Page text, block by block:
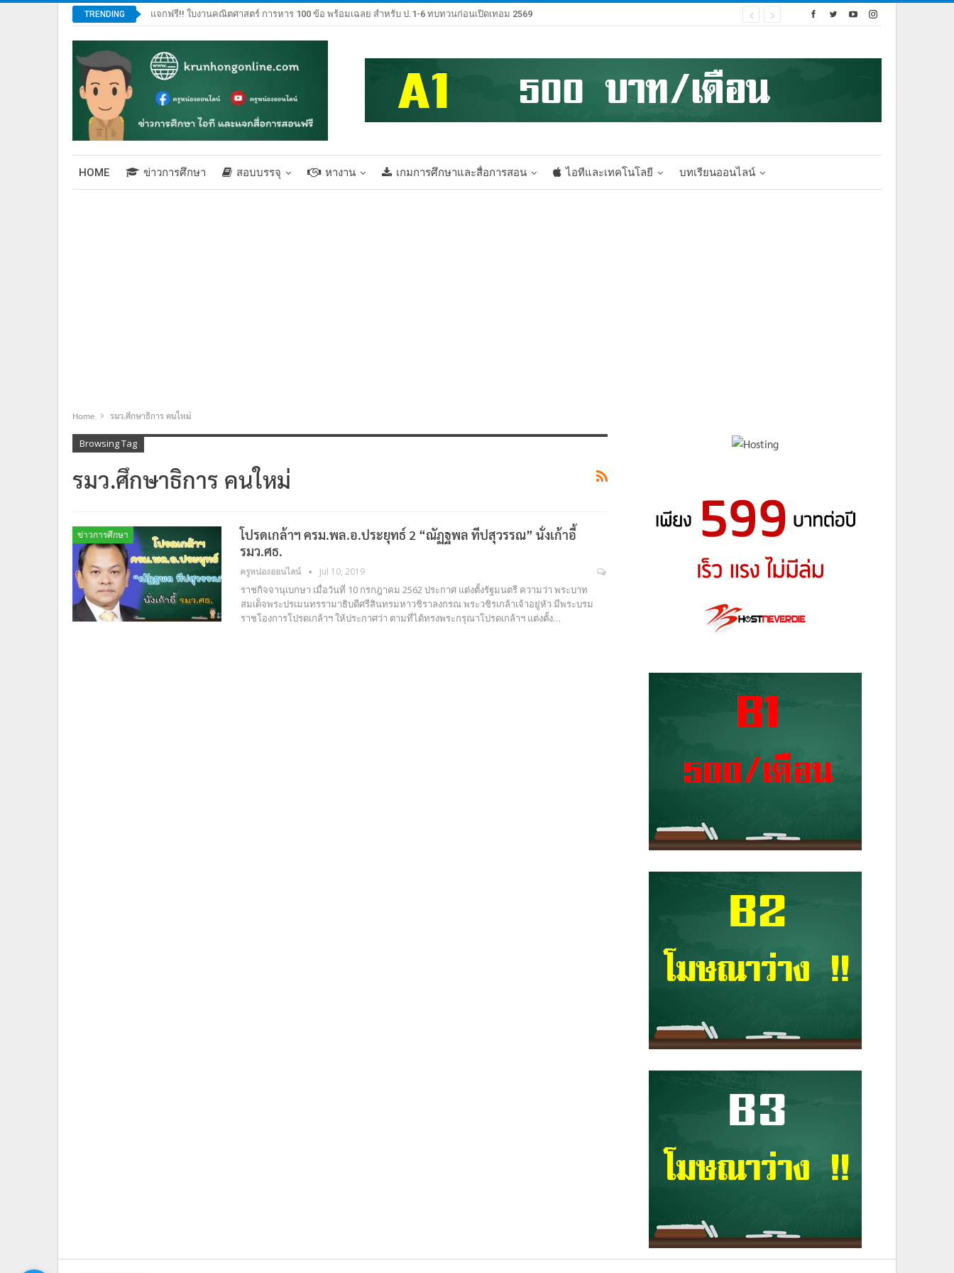
TRENDING แจกฟรี!! ใบงานคณิตศาสตร์ การหาร 100 ข้อ พร้อมเฉลย สำหรับ ป.1-6 ทบทวนก่อนเปิดเทอม 2569
HOME ข่าวการศึกษา สอบบรรจุ หางาน เกมการศึกษาและสื่อการสอน ไอทีและเทคโนโลยี บทเรียนออนไลน์
Home รมว.ศึกษาธิการ คนใหม่
Browsing Tag
รมว.ศึกษาธิการ คนใหม่
ข่าวการศึกษา
โปรดเกล้าฯ ครม.พล.อ.ประยุทธ์ 2 “ณัฏฐพล ทีปสุวรรณ” นั่งเก้าอี้
รมว.ศธ.
ครูหน่องออนไลน์ Jul 10, 2019
ราชกิจจานุเบกษา เมื่อวันที่ 10 กรกฎาคม 2562 ประกาศ แต่งตั้งรัฐมนตรี ความว่า พระบาท
สมเด็จพระปรเมนทรรามาธิบดีศรีสินทรมหาวชิราลงกรณ พระวชิรเกล้าเจ้าอยู่หัว มีพระบรม
ราชโองการโปรดเกล้าฯ ให้ประกาศว่า ตามที่ได้ทรงพระกรุณาโปรดเกล้าฯ แต่งตั้ง…